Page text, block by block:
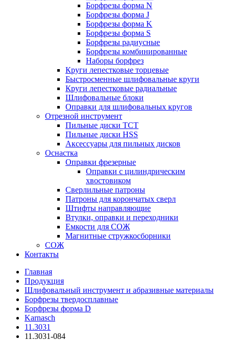
Борфрезы форма N
Борфрезы форма J
Борфрезы форма K
Борфрезы форма S
Борфрезы радиусные
Борфрезы комбинированные
Наборы борфрез
Круги лепестковые торцевые
Быстросменные шлифовальные круги
Круги лепестковые радиальные
Шлифовальные блоки
Оправки для шлифовальных кругов
Отрезной инструмент
Пильные диски ТСТ
Пильные диски HSS
Аксессуары для пильных дисков
Оснастка
Оправки фрезерные
Оправки с цилиндрическим
хвостовиком
Сверлильные патроны
Патроны для корончатых сверл
Штифты направляющие
Втулки, оправки и переходники
Емкости для СОЖ
Магнитные стружкосборники
СОЖ
Контакты
Главная
Продукция
Шлифовальный инструмент и абразивные материалы
Борфрезы твердосплавные
Борфрезы форма D
Karnasch
11.3031
11.3031-084